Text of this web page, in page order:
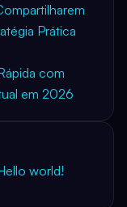
Prática
com
em 2026
world!